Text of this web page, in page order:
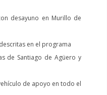
desayuno en Murillo de
en el programa
de Santiago de Agüero y
de apoyo en todo el